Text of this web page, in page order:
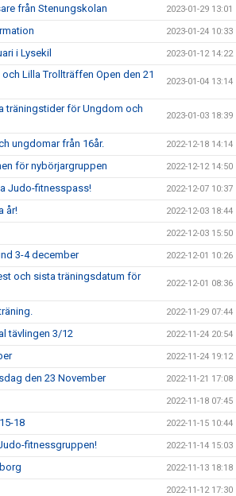
från Stenungskolan 2023-01-29 13:01
2023-01-24 10:33
i Lysekil 2023-01-12 14:22
Lilla Trollträffen Open den 21
2023-01-04 13:14
träningstider för Ungdom och
2023-01-03 18:39
ungdomar från 16år. 2022-12-18 14:14
för nybörjargruppen 2022-12-12 14:50
Judo-fitnesspass! 2022-12-07 10:37
år! 2022-12-03 18:44
2022-12-03 15:50
3-4 december 2022-12-01 10:26
och sista träningsdatum för
2022-12-01 08:36
2022-11-29 07:44
tävlingen 3/12 2022-11-24 20:54
2022-11-24 19:12
den 23 November 2022-11-21 17:08
2022-11-18 07:45
18 2022-11-15 10:44
fitnessgruppen! 2022-11-14 15:03
2022-11-13 18:18
2022-11-12 17:30